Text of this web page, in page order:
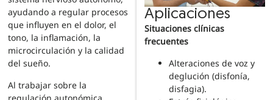
ayudando a regular procesos
que influyen en el dolor, el
tono, la inflamación, la
microcirculación y la calidad
del sueño.
Al trabajar sobre la
Aplicaciones
Situaciones clínicas
frecuentes
Alteraciones de voz y
deglución (disfonía,
disfagia).